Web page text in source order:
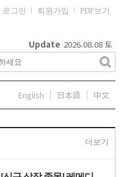
로그인 회원가입 PDF보기
Update 2026.08.08 토
English 日本語 中文
더보기